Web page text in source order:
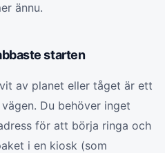
ännu.
starten
av planet eller tåget är ett
Du behöver inget
för att börja ringa och
i en kiosk (som